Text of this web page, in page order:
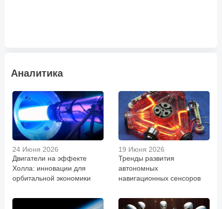
Аналитика
24 Июня 2026
Двигатели на эффекте
Холла: инновации для
орбитальной экономики
19 Июня 2026
Тренды развития
автономных
навигационных сенсоров